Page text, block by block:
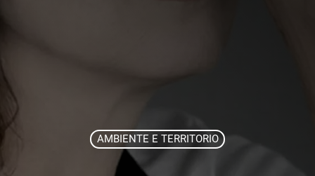
AMBIENTE E TERRITORIO